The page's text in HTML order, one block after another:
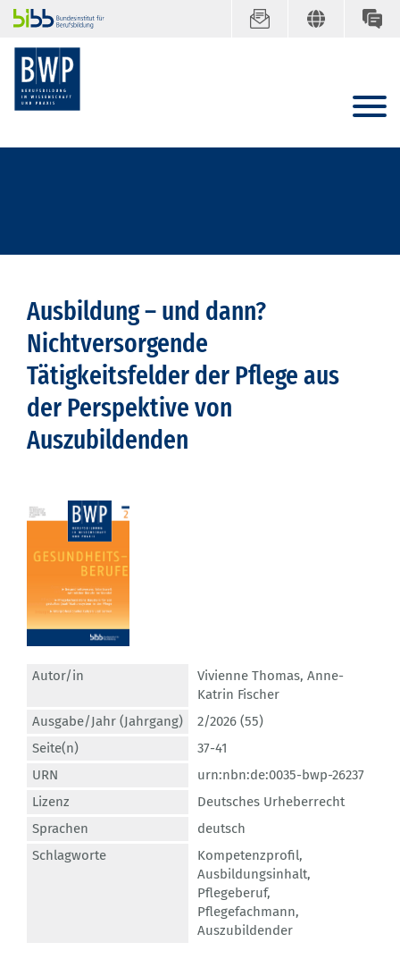
Ausbildung – und dann?
Nichtversorgende
Tätigkeitsfelder der Pflege aus
der Perspektive von
Auszubildenden
Autor/in Vivienne Thomas, Anne-
Katrin Fischer
Ausgabe/Jahr (Jahrgang)
2/2026 (55)
Seite(n)
37-41
URN
urn:nbn:de:0035-bwp-26237
Lizenz
Deutsches Urheberrecht
Sprachen
deutsch
Schlagworte
Kompetenzprofil,
Ausbildungsinhalt,
Pflegeberuf,
Pflegefachmann,
Auszubildender